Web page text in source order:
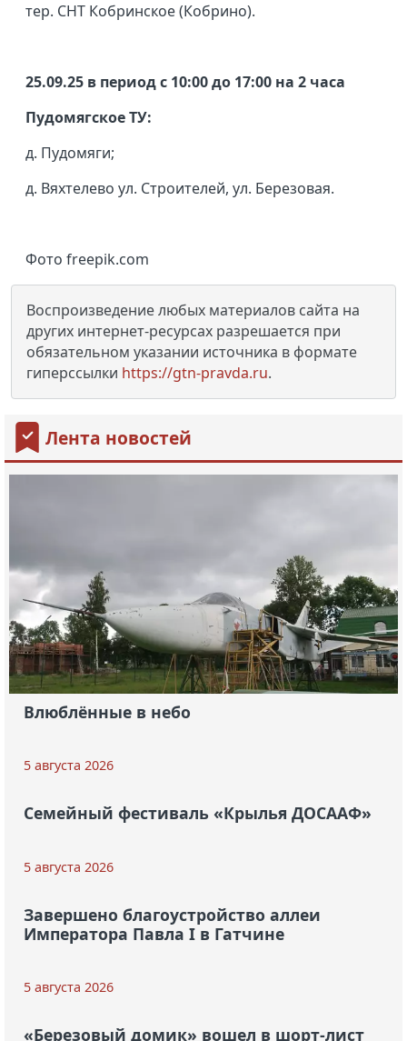
тер. СНТ Кобринское (Кобрино).
25.09.25 в период с 10:00 до 17:00 на 2 часа
Пудомягское ТУ:
д. Пудомяги;
д. Вяхтелево ул. Строителей, ул. Березовая.
Фото freepik.com
Воспроизведение любых материалов сайта на
других интернет-ресурсах разрешается при
обязательном указании источника в формате
гиперссылки https://gtn-pravda.ru.
Лента новостей
Влюблённые в небо
5 августа 2026
Семейный фестиваль «Крылья ДОСААФ»
5 августа 2026
Завершено благоустройство аллеи
Императора Павла I в Гатчине
5 августа 2026
«Березовый домик» вошел в шорт-лист